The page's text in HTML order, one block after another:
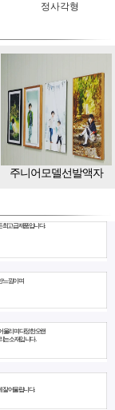
정사각형
주니어모델선발액자
최고급 제품입니다.
느낌이며
울리며 다정한 오랜
는 소재입니다.
잘 어울립니다.